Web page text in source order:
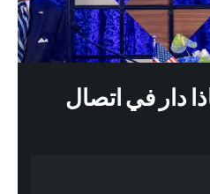
دار في اتصال